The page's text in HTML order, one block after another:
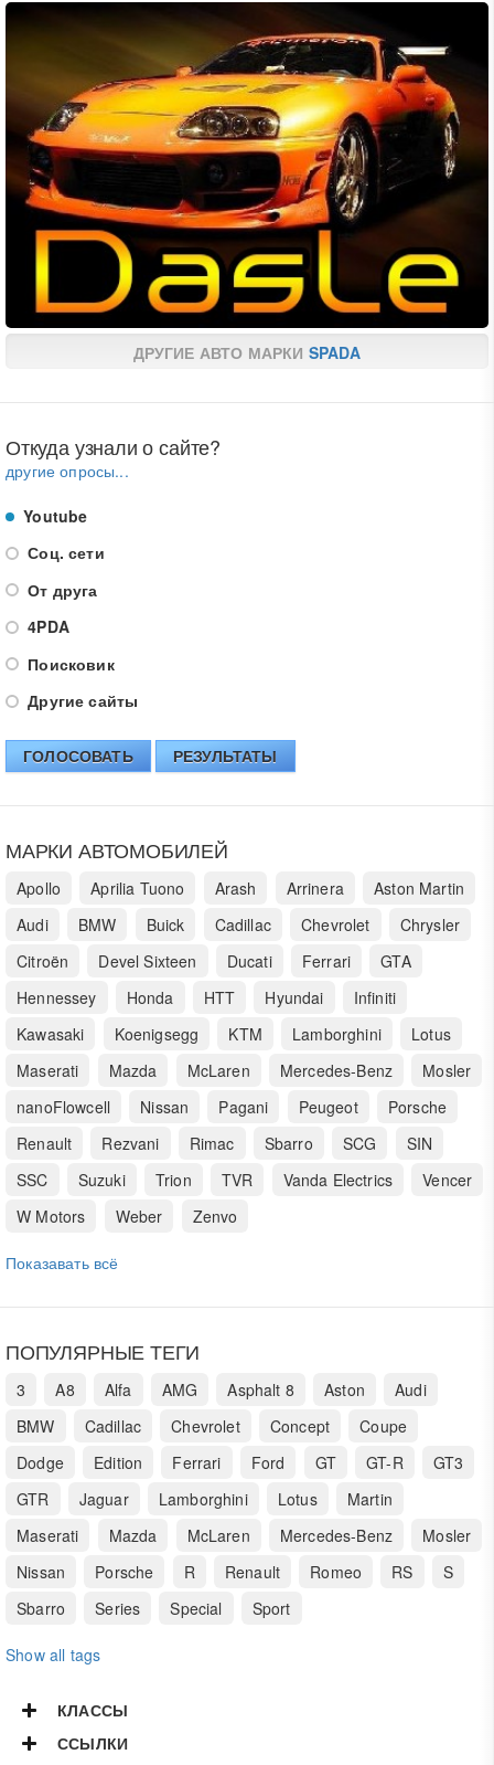
ДРУГИЕ АВТО МАРКИ SPADA
Откуда узнали о сайте?
другие опросы...
Youtube
Соц. сети
От друга
4PDA
Поисковик
Другие сайты
ГОЛОСОВАТЬ РЕЗУЛЬТАТЫ
МАРКИ АВТОМОБИЛЕЙ
Apollo Aprilia Tuono Arash Arrinera
Aston Martin
Audi
BMW Buick Cadillac Chevrolet
Chrysler
Citroën
Devel Sixteen Ducati Ferrari
GTA
Hennessey
Honda HTT Hyundai
Infiniti
Kawasaki
Koenigsegg KTM Lamborghini
Lotus
Maserati
Mazda McLaren Mercedes-Benz
Mosler
nanoFlowcell
Nissan Pagani Peugeot
Porsche
Renault
Rezvani Rimac Sbarro SCG
SIN
SSC
Suzuki Trion TVR Vanda Electrics
Vencer
W Motors
Weber Zenvo
Показавать всё
ПОПУЛЯРНЫЕ ТЕГИ
3 A8 Alfa AMG Asphalt 8 Aston
Audi
BMW
Cadillac Chevrolet Concept
Coupe
Dodge
Edition Ferrari Ford GT GT-R
GT3
GTR
Jaguar Lamborghini Lotus
Martin
Maserati
Mazda McLaren Mercedes-Benz
Mosler
Nissan
Porsche R Renault Romeo RS
S
Sbarro
Series Special Sport
Show all tags
КЛАССЫ
ССЫЛКИ